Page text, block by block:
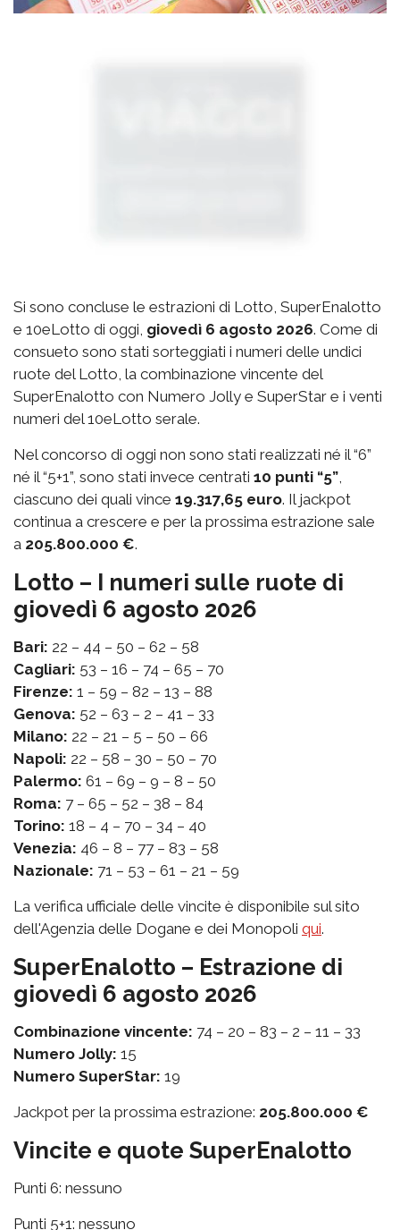
Si sono concluse le estrazioni di Lotto, SuperEnalotto
e 10eLotto di oggi, giovedì 6 agosto 2026. Come di
consueto sono stati sorteggiati i numeri delle undici
ruote del Lotto, la combinazione vincente del
SuperEnalotto con Numero Jolly e SuperStar e i venti
numeri del 10eLotto serale.
Nel concorso di oggi non sono stati realizzati né il “6”
né il “5+1”, sono stati invece centrati 10 punti “5”,
ciascuno dei quali vince 19.317,65 euro. Il jackpot
continua a crescere e per la prossima estrazione sale
a 205.800.000 €.
Lotto – I numeri sulle ruote di
giovedì 6 agosto 2026
Bari: 22 – 44 – 50 – 62 – 58
Cagliari: 53 – 16 – 74 – 65 – 70
Firenze: 1 – 59 – 82 – 13 – 88
Genova: 52 – 63 – 2 – 41 – 33
Milano: 22 – 21 – 5 – 50 – 66
Napoli: 22 – 58 – 30 – 50 – 70
Palermo: 61 – 69 – 9 – 8 – 50
Roma: 7 – 65 – 52 – 38 – 84
Torino: 18 – 4 – 70 – 34 – 40
Venezia: 46 – 8 – 77 – 83 – 58
Nazionale: 71 – 53 – 61 – 21 – 59
La verifica ufficiale delle vincite è disponibile sul sito
dell'Agenzia delle Dogane e dei Monopoli qui.
SuperEnalotto – Estrazione di
giovedì 6 agosto 2026
Combinazione vincente: 74 – 20 – 83 – 2 – 11 – 33
Numero Jolly: 15
Numero SuperStar: 19
Jackpot per la prossima estrazione: 205.800.000 €
Vincite e quote SuperEnalotto
Punti 6: nessuno
Punti 5+1: nessuno